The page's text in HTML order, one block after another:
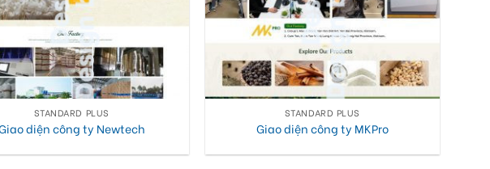
STANDARD PLUS
diện công ty Newtech
STANDARD PLUS
Giao diện công ty MKPro